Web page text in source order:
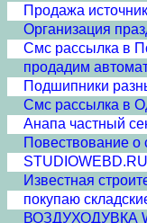
Продажа
Организация
Смс рассылка в
продадим
Подшипники
Смс рассылка в
Анапа частный
Повествование о
Известная
покупаю
ВОЗДУХОДУВКА